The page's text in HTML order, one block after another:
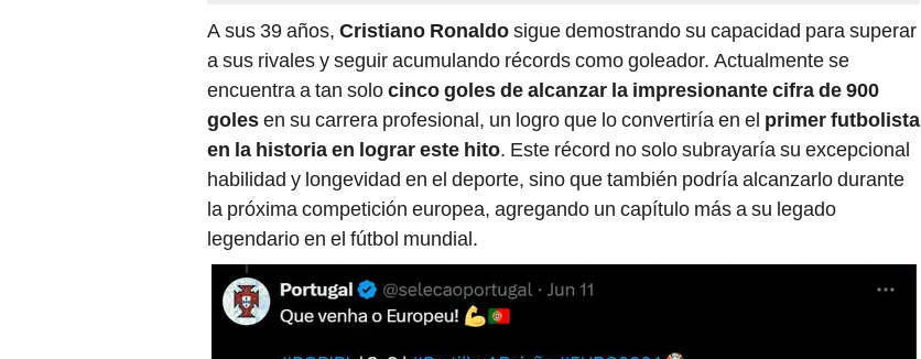
A sus 39 años, Cristiano Ronaldosigue demostrando su capacidad para superar
a sus rivales y seguir acumulando récords como goleador. Actualmente se
encuentra a tan solocinco goles de alcanzar la impresionante cifra de 900
golesen su carrera profesional, un logro que lo convertiría en el primer futbolista
en la historia en lograr este hito. Este récord no solo subrayaría su excepcional
habilidad y longevidad en el deporte, sino que también podría alcanzarlo durante
la próxima competición europea, agregando un capítulo más a su legado
legendario en el fútbol mundial.